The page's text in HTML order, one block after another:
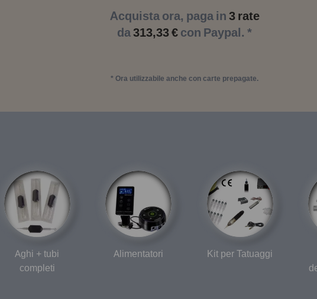
Acquista ora, paga in 3 rate
da313,33 € con Paypal. *
* Ora utilizzabile anche con carte prepagate.
Aghi + tubi
completi
Alimentatori Kit per Tatuaggi